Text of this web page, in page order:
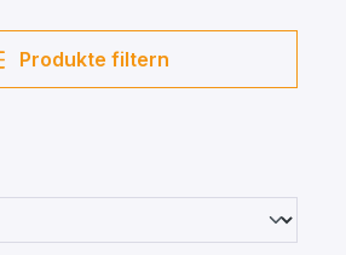
Produkte filtern